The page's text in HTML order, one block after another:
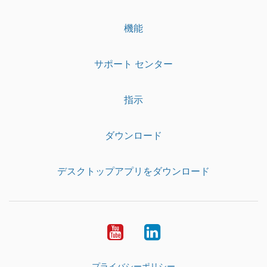
機能
サポート センター
指示
ダウンロード
デスクトップアプリをダウンロード
YouTubeLinkedIn